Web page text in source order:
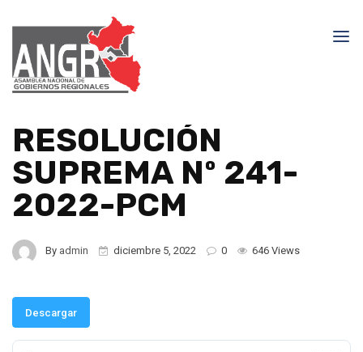
RESOLUCIÓN
SUPREMA Nº 241-
2022-PCM
By admin diciembre 5, 2022 0 646 Views
Descargar